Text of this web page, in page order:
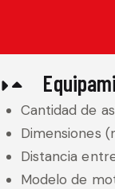
Cantidad de
Dimensiones
Distancia
Modelo de